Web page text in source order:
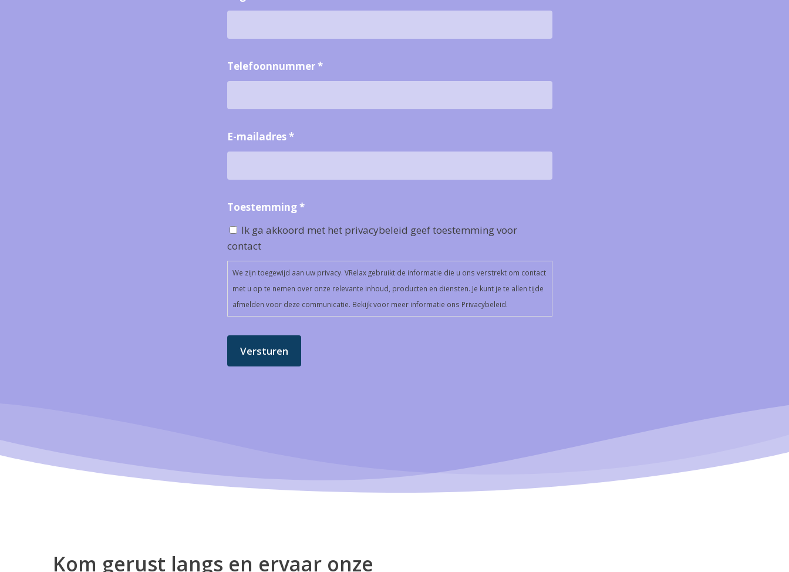
Telefoonnummer*
E-mailadres*
Toestemming*
Ik ga akkoord met het privacybeleid geef toestemming voor
contact
We zijn toegewijd aan uw privacy. VRelax gebruikt de informatie die u ons verstrekt om contact
met u op te nemen over onze relevante inhoud, producten en diensten. Je kunt je te allen tijde
afmelden voor deze communicatie. Bekijk voor meer informatie ons Privacybeleid.
Kom gerust langs en ervaar onze